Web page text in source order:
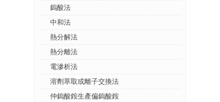
鎢酸法
中和法
熱分解法
熱分離法
電滲析法
溶劑萃取或離子交換法
仲鎢酸銨生產偏鎢酸銨